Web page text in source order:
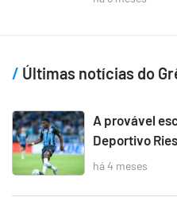
Últimas notícias do
A provável
Deportivo
há 4 meses